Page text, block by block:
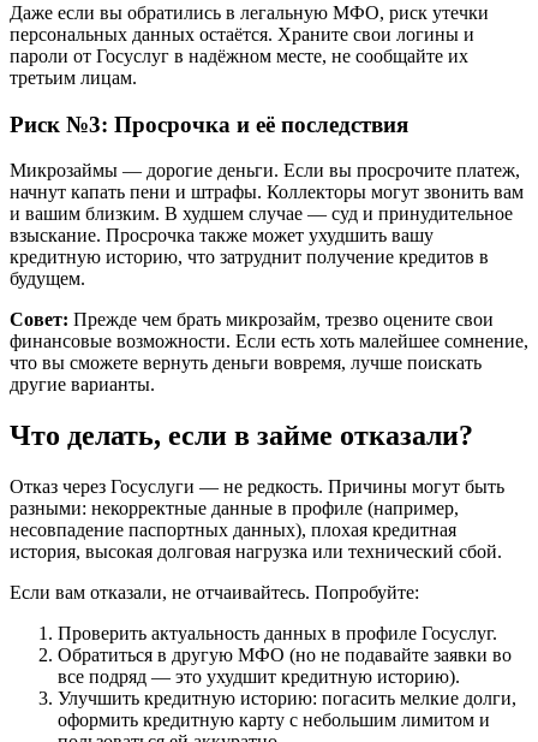
Даже если вы обратились в легальную МФО, риск утечки
персональных данных остаётся. Храните свои логины и
пароли от Госуслуг в надёжном месте, не сообщайте их
третьим лицам.
Риск №3: Просрочка и её последствия
Микрозаймы — дорогие деньги. Если вы просрочите платеж,
начнут капать пени и штрафы. Коллекторы могут звонить вам
и вашим близким. В худшем случае — суд и принудительное
взыскание. Просрочка также может ухудшить вашу
кредитную историю, что затруднит получение кредитов в
будущем.
Совет: Прежде чем брать микрозайм, трезво оцените свои
финансовые возможности. Если есть хоть малейшее сомнение,
что вы сможете вернуть деньги вовремя, лучше поискать
другие варианты.
Что делать, если в займе отказали?
Отказ через Госуслуги — не редкость. Причины могут быть
разными: некорректные данные в профиле (например,
несовпадение паспортных данных), плохая кредитная
история, высокая долговая нагрузка или технический сбой.
Если вам отказали, не отчаивайтесь. Попробуйте:
Проверить актуальность данных в профиле Госуслуг.
Обратиться в другую МФО (но не подавайте заявки во
все подряд — это ухудшит кредитную историю).
Улучшить кредитную историю: погасить мелкие долги,
оформить кредитную карту с небольшим лимитом и